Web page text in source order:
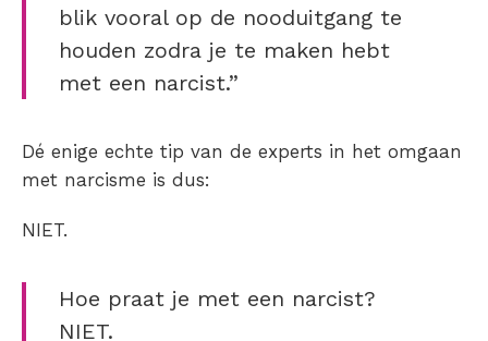
blik vooral op de nooduitgang te
houden zodra je te maken hebt
met een narcist.”
Dé enige echte tip van de experts in het omgaan
met narcisme is dus:
NIET.
Hoe praat je met een narcist?
NIET.